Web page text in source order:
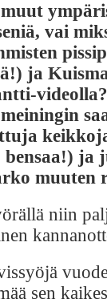
vai
ja
bensaa!) ja
muuten
niin
sen